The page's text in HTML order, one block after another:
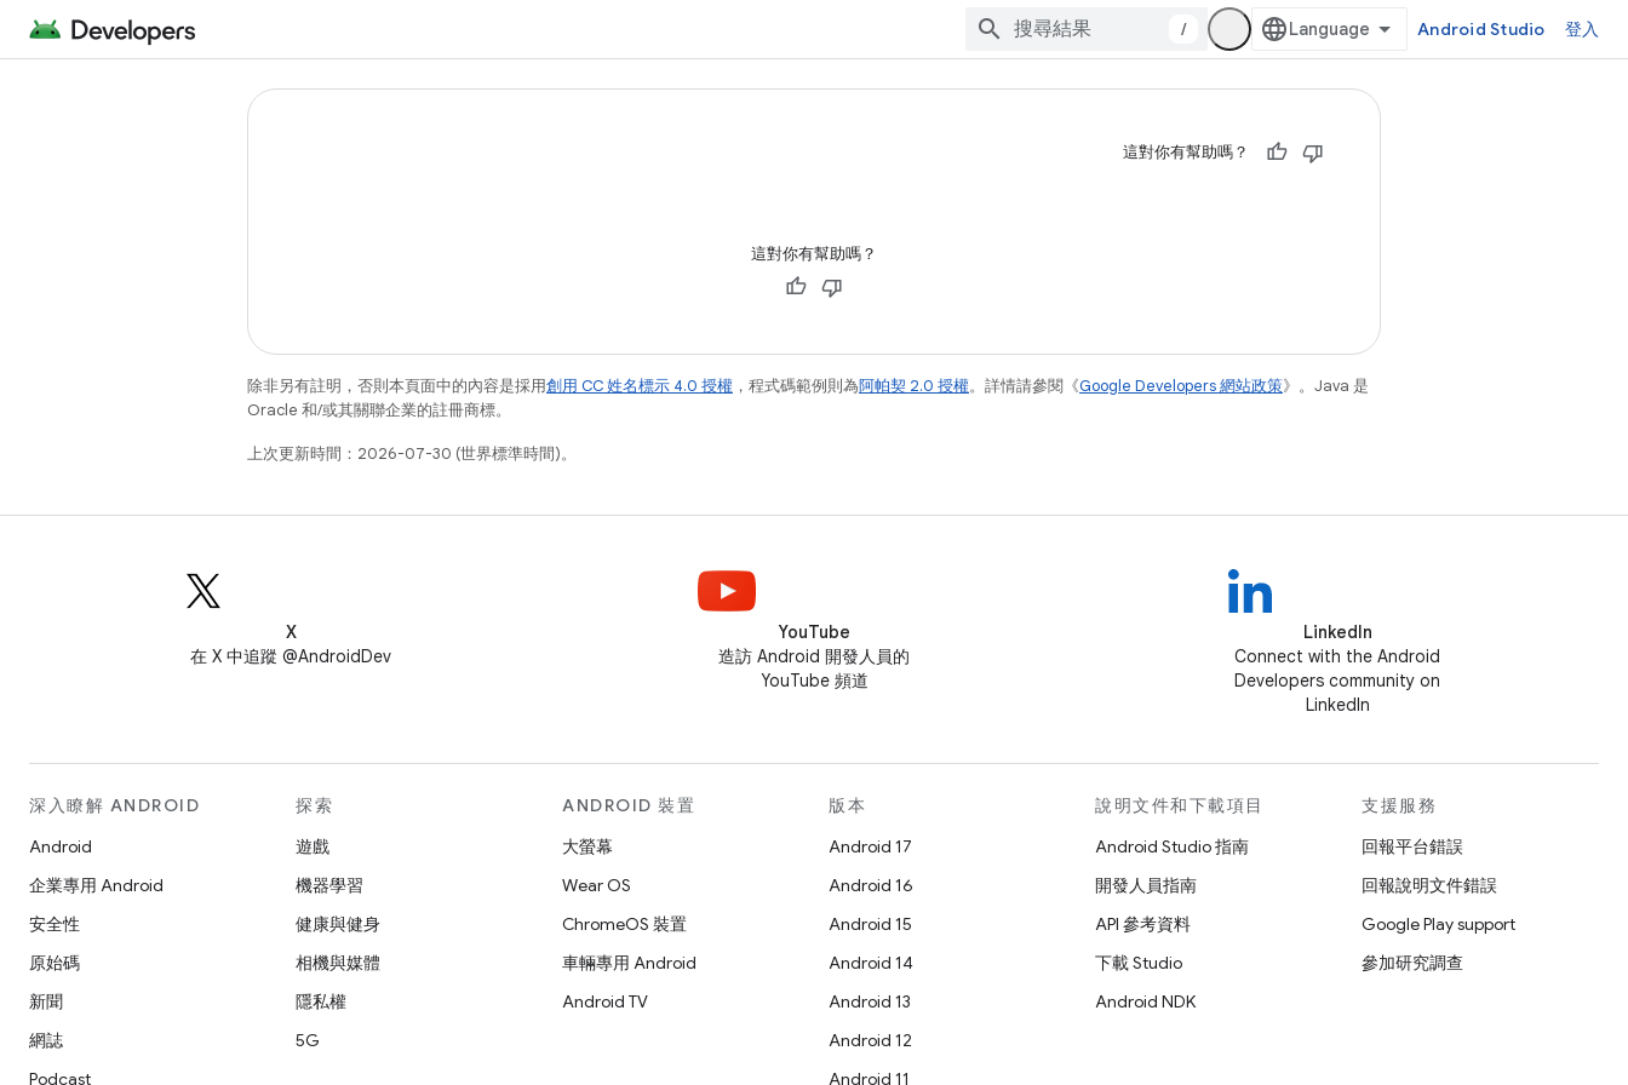
/ Android Studio 登入
這對你有幫助嗎？
這對你有幫助嗎？
除非另有註明，否則本頁面中的內容是採用創用 CC 姓名標示 4.0 授權 ，程式碼範例則為阿帕契 2.0 授權。詳情請參閱《Google Developers 網站政策》。Java 是
Oracle 和/或其關聯企業的註冊商標。
上次更新時間：2026-07-30 (世界標準時間)。
X
在 X 中追蹤 @AndroidDev
YouTube
造訪 Android 開發人員的
YouTube 頻道
LinkedIn
Connect with the Android
Developers community on
LinkedIn
深入瞭解 ANDROID
Android
企業專用 Android
安全性
原始碼
新聞
網誌
Podcast
探索
遊戲
機器學習
健康與健身
相機與媒體
隱私權
5G
ANDROID 裝置
大螢幕
Wear OS
ChromeOS 裝置
車輛專用 Android
Android TV
版本
Android 17
Android 16
Android 15
Android 14
Android 13
Android 12
Android 11
說明文件和下載項目
Android Studio 指南
開發人員指南
API 參考資料
下載 Studio
Android NDK
支援服務
回報平台錯誤
回報說明文件錯誤
Google Play support
參加研究調查